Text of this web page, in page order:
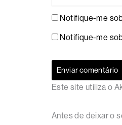
Notifique-me
Notifique-me
Este site utiliza o
Antes de deixar o